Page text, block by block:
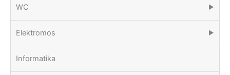
WC ▶
Elektromos ▶
Informatika